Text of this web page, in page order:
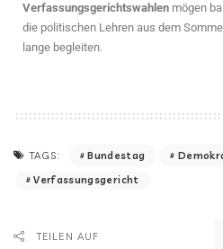
Verfassungsgerichtswahlen mögen
die politischen Lehren aus dem
lange begleiten.
TAGS: Bundestag
Verfassungsgericht
TEILEN AUF